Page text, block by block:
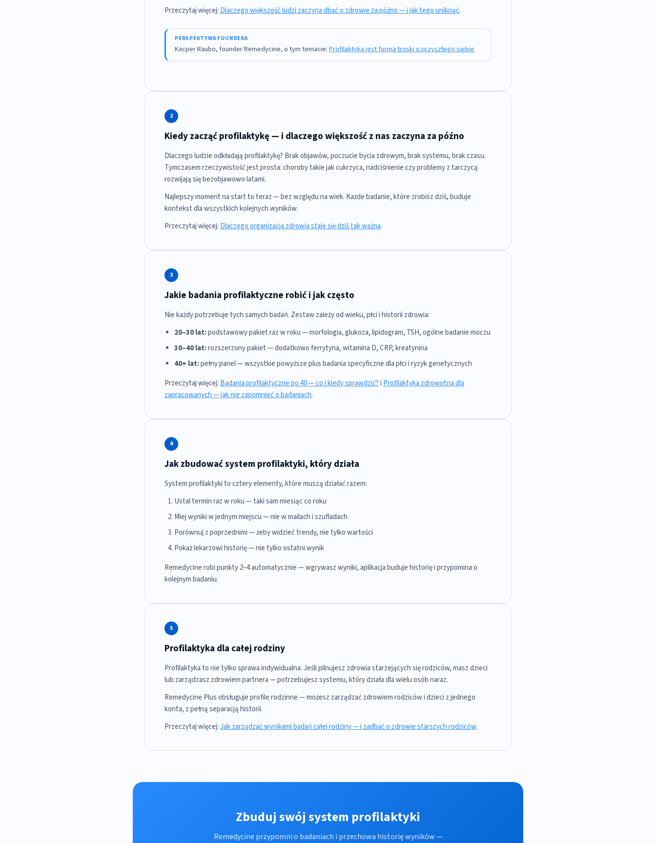
Przeczytaj więcej: Dlaczego większość ludzi zaczyna dbać o zdrowie za późno — i jak tego uniknąć.
PERSPEKTYWA FOUNDERA
Kacper Raubo, founder Remedycine, o tym temacie:Profilaktyka jest formą troski o przyszłego siebie
2
Kiedy zacząć profilaktykę — i dlaczego większość z nas zaczyna za późno
Dlaczego ludzie odkładają profilaktykę? Brak objawów, poczucie bycia zdrowym, brak systemu, brak czasu.
Tymczasem rzeczywistość jest prosta: choroby takie jak cukrzyca, nadciśnienie czy problemy z tarczycą
rozwijają się bezobjawowo latami.
Najlepszy moment na start to teraz — bez względu na wiek. Każde badanie, które zrobisz dziś, buduje
kontekst dla wszystkich kolejnych wyników.
Przeczytaj więcej: Dlaczego organizacja zdrowia staje się dziś tak ważna.
3
Jakie badania profilaktyczne robić i jak często
Nie każdy potrzebuje tych samych badań. Zestaw zależy od wieku, płci i historii zdrowia:
20–30 lat:podstawowy pakiet raz w roku — morfologia, glukoza, lipidogram, TSH, ogólne badanie moczu
30–40 lat:rozszerzony pakiet — dodatkowo ferrytyna, witamina D, CRP, kreatynina
40+ lat:pełny panel — wszystkie powyższe plus badania specyficzne dla płci i ryzyk genetycznych
Przeczytaj więcej: Badania profilaktyczne po 40 — co i kiedy sprawdzić?i Profilaktyka zdrowotna dla
zapracowanych — jak nie zapomnieć o badaniach.
4
Jak zbudować system profilaktyki, który działa
System profilaktyki to cztery elementy, które muszą działać razem:
Ustal termin raz w roku — taki sam miesiąc co roku
Miej wyniki w jednym miejscu — nie w mailach i szufladach
Porównuj z poprzednimi — żeby widzieć trendy, nie tylko wartości
Pokaż lekarzowi historię — nie tylko ostatni wynik
Remedycine robi punkty 2–4 automatycznie — wgrywasz wyniki, aplikacja buduje historię i przypomina o
kolejnym badaniu.
5
Profilaktyka dla całej rodziny
Profilaktyka to nie tylko sprawa indywidualna. Jeśli pilnujesz zdrowia starzejących się rodziców, masz dzieci
lub zarządzasz zdrowiem partnera — potrzebujesz systemu, który działa dla wielu osób naraz.
Remedycine Plus obsługuje profile rodzinne — możesz zarządzać zdrowiem rodziców i dzieci z jednego
konta, z pełną separacją historii.
Przeczytaj więcej:Jak zarządzać wynikami badań całej rodziny — i zadbać o zdrowie starszych rodziców.
Zbuduj swój system profilaktyki
Remedycine przypomni o badaniach i przechowa historię wyników —